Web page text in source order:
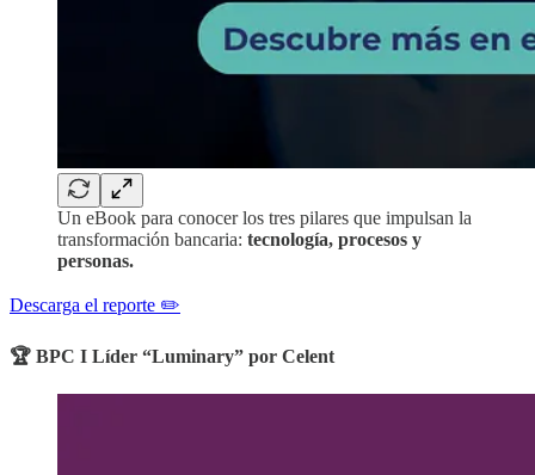
Un eBook para conocer los tres pilares que impulsan la
transformación bancaria: tecnología, procesos y
personas.
Descarga el reporte ✏️
🏆 BPC I Líder “Luminary” por Celent